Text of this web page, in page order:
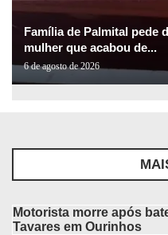
Família de Palmital pede
mulher que acabou de...
6 de agosto de 2026
Motorista morre após
Tavares em Ourinhos